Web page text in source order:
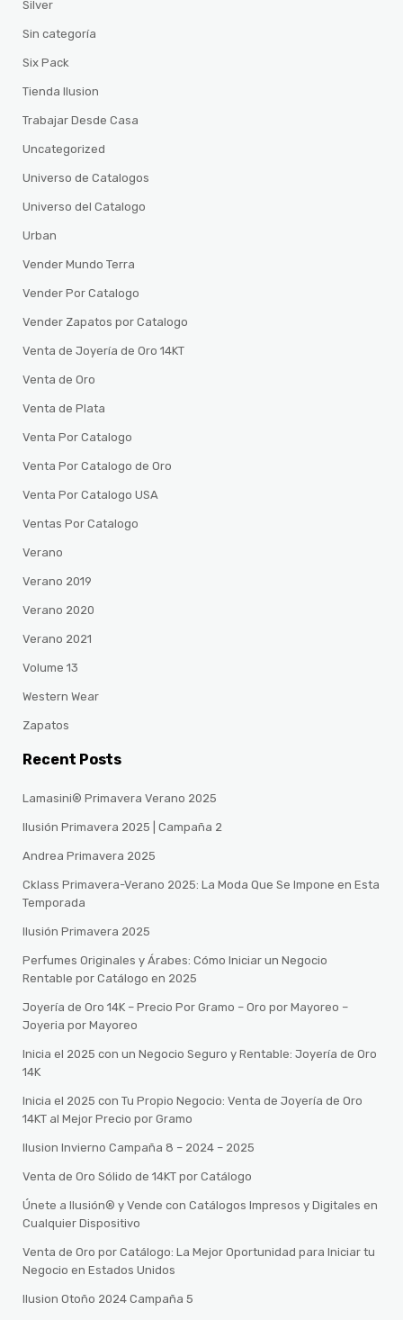
Silver
Sin categoría
Six Pack
Tienda Ilusion
Trabajar Desde Casa
Uncategorized
Universo de Catalogos
Universo del Catalogo
Urban
Vender Mundo Terra
Vender Por Catalogo
Vender Zapatos por Catalogo
Venta de Joyería de Oro 14KT
Venta de Oro
Venta de Plata
Venta Por Catalogo
Venta Por Catalogo de Oro
Venta Por Catalogo USA
Ventas Por Catalogo
Verano
Verano 2019
Verano 2020
Verano 2021
Volume 13
Western Wear
Zapatos
Recent Posts
Lamasini® Primavera Verano 2025
Ilusión Primavera 2025 | Campaña 2
Andrea Primavera 2025
Cklass Primavera-Verano 2025: La Moda Que Se Impone en Esta
Temporada
Ilusión Primavera 2025
Perfumes Originales y Árabes: Cómo Iniciar un Negocio
Rentable por Catálogo en 2025
Joyería de Oro 14K – Precio Por Gramo – Oro por Mayoreo –
Joyeria por Mayoreo
Inicia el 2025 con un Negocio Seguro y Rentable: Joyería de Oro
14K
Inicia el 2025 con Tu Propio Negocio: Venta de Joyería de Oro
14KT al Mejor Precio por Gramo
Ilusion Invierno Campaña 8 – 2024 – 2025
Venta de Oro Sólido de 14KT por Catálogo
Únete a Ilusión® y Vende con Catálogos Impresos y Digitales en
Cualquier Dispositivo
Venta de Oro por Catálogo: La Mejor Oportunidad para Iniciar tu
Negocio en Estados Unidos
Ilusion Otoño 2024 Campaña 5